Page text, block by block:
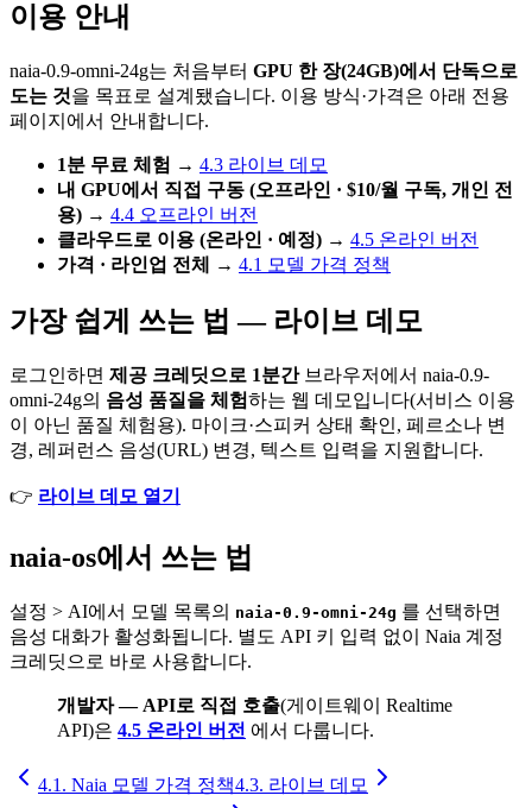
이용 안내
naia-0.9-omni-24g는 처음부터 GPU 한 장(24GB)에서 단독으로
도는 것을 목표로 설계됐습니다. 이용 방식·가격은 아래 전용
페이지에서 안내합니다.
1분 무료 체험 → 4.3 라이브 데모
내 GPU에서 직접 구동 (오프라인 · $10/월 구독, 개인 전
용) → 4.4 오프라인 버전
클라우드로 이용 (온라인 · 예정) → 4.5 온라인 버전
가격 · 라인업 전체
→ 4.1 모델 가격 정책
가장 쉽게 쓰는 법 — 라이브 데모
로그인하면 제공 크레딧으로 1분간브라우저에서 naia-0.9-
omni-24g의 음성 품질을 체험하는 웹 데모입니다(서비스 이용
이 아닌 품질 체험용). 마이크·스피커 상태 확인, 페르소나 변
경, 레퍼런스 음성(URL) 변경, 텍스트 입력을 지원합니다.
👉 라이브 데모 열기
naia-os에서 쓰는 법
설정 > AI에서 모델 목록의 naia-0.9-omni-24g 를 선택하면
음성 대화가 활성화됩니다. 별도 API 키 입력 없이 Naia 계정
크레딧으로 바로 사용합니다.
개발자 — API로 직접 호출(게이트웨이 Realtime
API)은 4.5 온라인 버전 에서 다룹니다.
4.1. Naia 모델 가격 정책4.3. 라이브 데모